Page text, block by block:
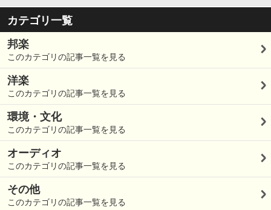
カテゴリ一覧
邦楽
このカテゴリの記事一覧を見る
洋楽
このカテゴリの記事一覧を見る
環境・文化
このカテゴリの記事一覧を見る
オーディオ
このカテゴリの記事一覧を見る
その他
このカテゴリの記事一覧を見る